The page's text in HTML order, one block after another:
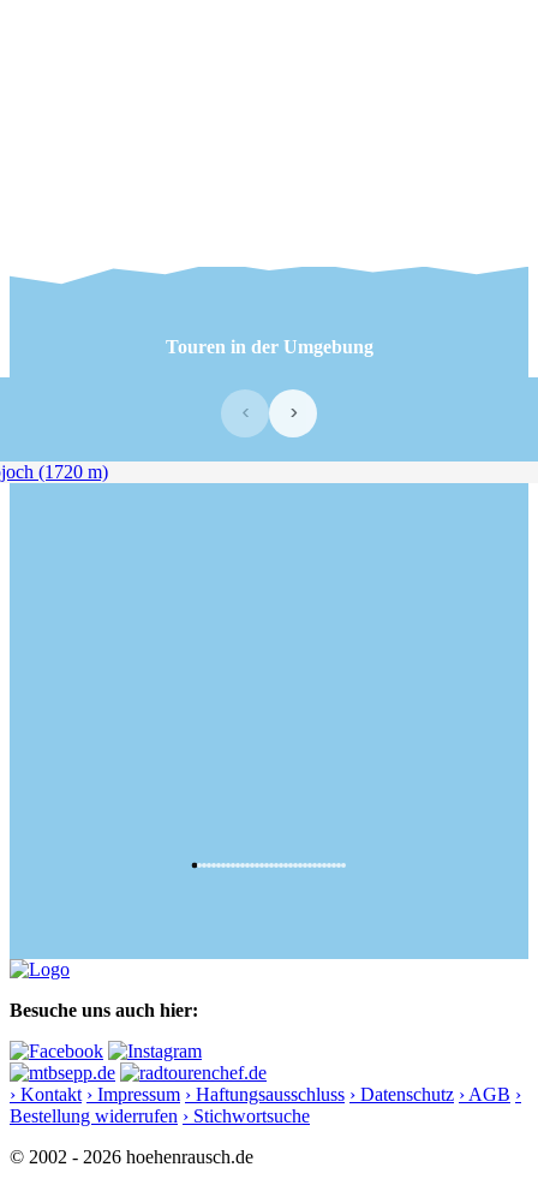
Touren in der Umgebung
‹ ›
Besuche uns auch hier:
› Kontakt › Impressum › Haftungsausschluss › Datenschutz › AGB ›
Bestellung widerrufen › Stichwortsuche
© 2002 - 2026 hoehenrausch.de